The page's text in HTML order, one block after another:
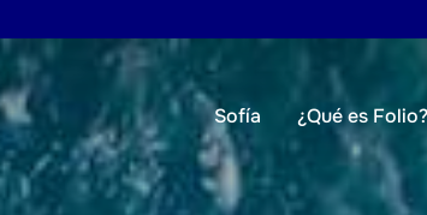
Sofía ¿Qué es Folio?